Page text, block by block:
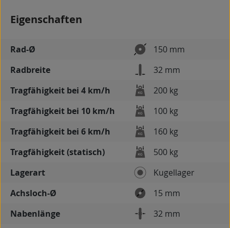
Eigenschaften
Rad-Ø
150 mm
Radbreite
32 mm
Tragfähigkeit bei 4 km/h
200 kg
Tragfähigkeit bei 10 km/h
100 kg
Tragfähigkeit bei 6 km/h
160 kg
Tragfähigkeit (statisch)
500 kg
Lagerart
Kugellager
Achsloch-Ø
15 mm
Nabenlänge
32 mm